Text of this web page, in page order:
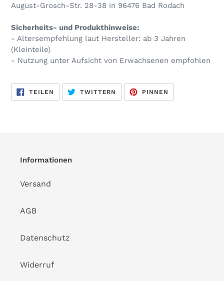
August-Grosch-Str. 28-38 in 96476 Bad Rodach
Sicherheits- und Produkthinweise:
- Altersempfehlung laut Hersteller: ab 3 Jahren
(Kleinteile)
- Nutzung unter Aufsicht von Erwachsenen empfohlen
TEILEN
FACEBOOK
TEILEN
TWITTERN
TWITTER
TWITTERN
PINNEN
PINNEN
Informationen
Versand
AGB
Datenschutz
Widerruf